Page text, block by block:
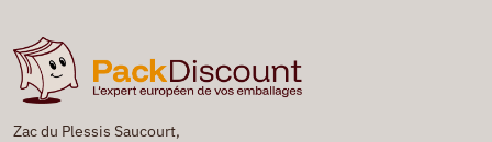
Zac du Plessis Saucourt,